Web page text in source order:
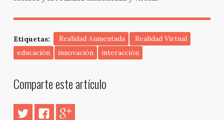
Etiquetas: ‬ ‪Realidad Aumentada
‬ ‪Realidad Virtual
educación
innovación interacción
Comparte este artículo